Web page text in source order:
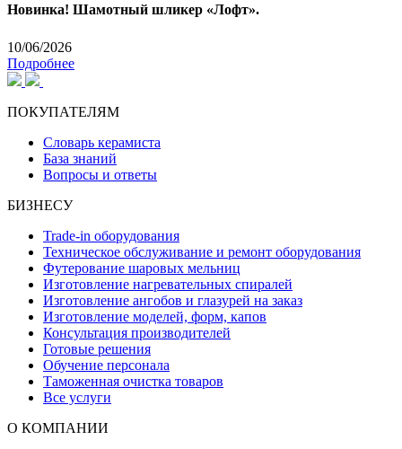
Новинка! Шамотный шликер «Лофт».
10/06/2026
Подробнее
ПОКУПАТЕЛЯМ
Словарь керамиста
База знаний
Вопросы и ответы
БИЗНЕСУ
Trade-in оборудования
Техническое обслуживание и ремонт оборудования
Футерование шаровых мельниц
Изготовление нагревательных спиралей
Изготовление ангобов и глазурей на заказ
Изготовление моделей, форм, капов
Консультация производителей
Готовые решения
Обучение персонала
Таможенная очистка товаров
Все услуги
О КОМПАНИИ